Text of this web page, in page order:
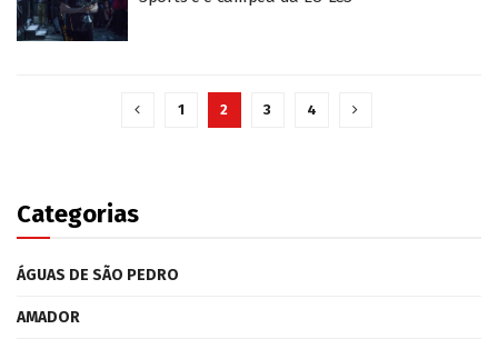
1 2 3 4
Categorias
ÁGUAS DE SÃO PEDRO
AMADOR